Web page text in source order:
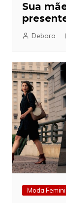
Sua
Debora
Moda